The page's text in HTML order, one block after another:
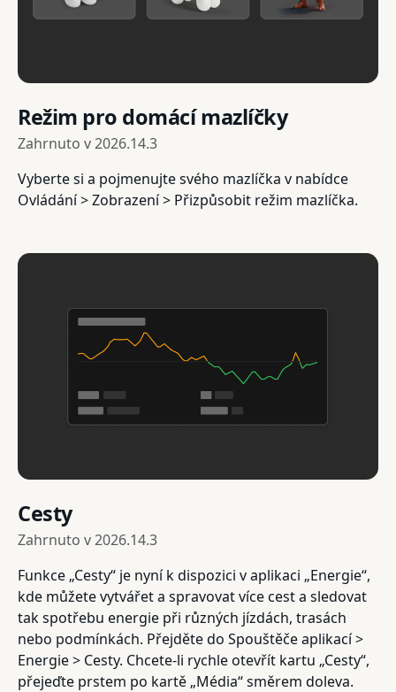
Režim pro domácí mazlíčky
Zahrnuto v2026.14.3
Vyberte si a pojmenujte svého mazlíčka v nabídce
Ovládání > Zobrazení > Přizpůsobit režim mazlíčka.
Cesty
Zahrnuto v2026.14.3
Funkce „Cesty“ je nyní k dispozici v aplikaci „Energie“,
kde můžete vytvářet a spravovat více cest a sledovat
tak spotřebu energie při různých jízdách, trasách
nebo podmínkách. Přejděte do Spouštěče aplikací >
Energie > Cesty. Chcete-li rychle otevřít kartu „Cesty“,
přejeďte prstem po kartě „Média“ směrem doleva.